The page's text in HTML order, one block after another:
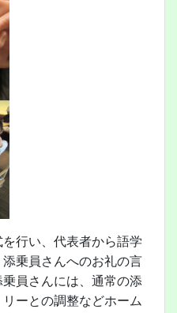
行い、代表者から語学
乗員さんへのお礼の言
員さんには、通常の添
ーとの調整などホーム